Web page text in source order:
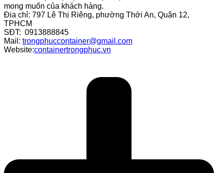
mong muốn của khách hàng.
Địa chỉ: 797 Lê Thị Riêng, phường Thới An, Quận 12,
TPHCM
SĐT: 0913888845
Mail: trongphuccontainer@gmail.com
Website:containertrongphuc.vn